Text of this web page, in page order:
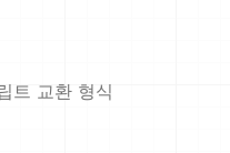
트 교환 형식